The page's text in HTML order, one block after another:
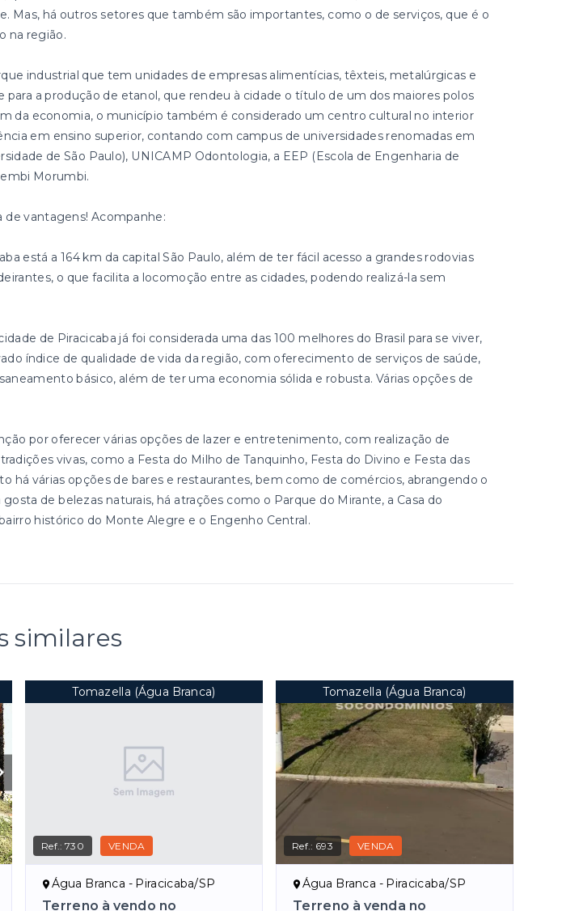
Mas, há outros setores que também são importantes, como o de serviços, que é o
na região.
industrial que tem unidades de empresas alimentícias, têxteis, metalúrgicas e
a produção de etanol, que rendeu à cidade o título de um dos maiores polos
da economia, o município também é considerado um centro cultural no interior
em ensino superior, contando com campus de universidades renomadas em
de São Paulo), UNICAMP Odontologia, a EEP (Escola de Engenharia de
Morumbi.
de vantagens! Acompanhe:
está a 164 km da capital São Paulo, além de ter fácil acesso a grandes rodovias
o que facilita a locomoção entre as cidades, podendo realizá-la sem
de Piracicaba já foi considerada uma das 100 melhores do Brasil para se viver,
índice de qualidade de vida da região, com oferecimento de serviços de saúde,
básico, além de ter uma economia sólida e robusta. Várias opções de
por oferecer várias opções de lazer e entretenimento, com realização de
vivas, como a Festa do Milho de Tanquinho, Festa do Divino e Festa das
há várias opções de bares e restaurantes, bem como de comércios, abrangendo o
de belezas naturais, há atrações como o Parque do Mirante, a Casa do
histórico do Monte Alegre e o Engenho Central.
similares
Tomazella (Água Branca)
Ref.:730 VENDA
Água Branca - Piracicaba/SP
Terreno à vendo no
Tomazella (Água Branca)
Ref.: 693 VENDA
Água Branca - Piracicaba/SP
Terreno à venda no